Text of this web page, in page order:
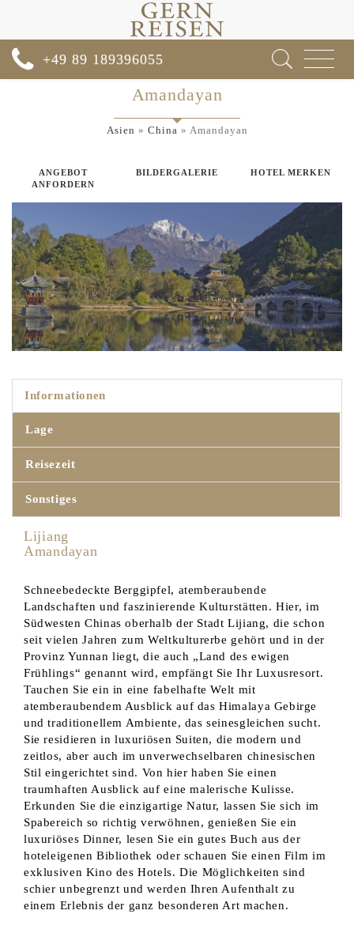
Toggle
+49 89 189396055
Amandayan
Asien » China » Amandayan
ANGEBOT
ANFORDERN
BILDERGALERIE HOTEL MERKEN
Informationen
Lage
Reisezeit
Sonstiges
Lijiang
Amandayan
Schneebedeckte Berggipfel, atemberaubende
Landschaften und faszinierende Kulturstätten. Hier, im
Südwesten Chinas oberhalb der Stadt Lijiang, die schon
seit vielen Jahren zum Weltkulturerbe gehört und in der
Provinz Yunnan liegt, die auch „Land des ewigen
Frühlings“ genannt wird, empfängt Sie Ihr Luxusresort.
Tauchen Sie ein in eine fabelhafte Welt mit
atemberaubendem Ausblick auf das Himalaya Gebirge
und traditionellem Ambiente, das seinesgleichen sucht.
Sie residieren in luxuriösen Suiten, die modern und
zeitlos, aber auch im unverwechselbaren chinesischen
Stil eingerichtet sind. Von hier haben Sie einen
traumhaften Ausblick auf eine malerische Kulisse.
Erkunden Sie die einzigartige Natur, lassen Sie sich im
Spabereich so richtig verwöhnen, genießen Sie ein
luxuriöses Dinner, lesen Sie ein gutes Buch aus der
hoteleigenen Bibliothek oder schauen Sie einen Film im
exklusiven Kino des Hotels. Die Möglichkeiten sind
schier unbegrenzt und werden Ihren Aufenthalt zu
einem Erlebnis der ganz besonderen Art machen.